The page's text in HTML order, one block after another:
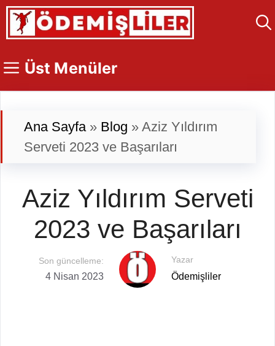
İçeriğe
atla
Üst Menüler
Ana Sayfa» Blog » Aziz Yıldırım
Serveti 2023 ve Başarıları
Aziz Yıldırım Serveti
2023 ve Başarıları
Son güncelleme:
4 Nisan 2023
Yazar
Ödemişliler